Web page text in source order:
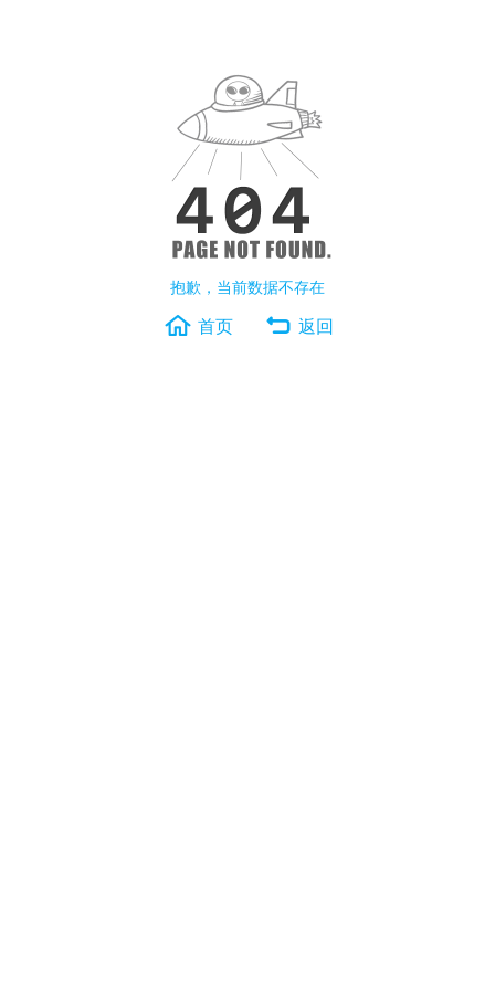
抱歉，当前数据不存在
首页 返回